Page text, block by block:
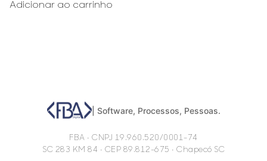
Adicionar ao carrinho
| Software, Processos, Pessoas.
FBA • CNPJ 19.960.520/0001-74
SC 283 KM 84 • CEP 89.812-675 • Chapecó SC